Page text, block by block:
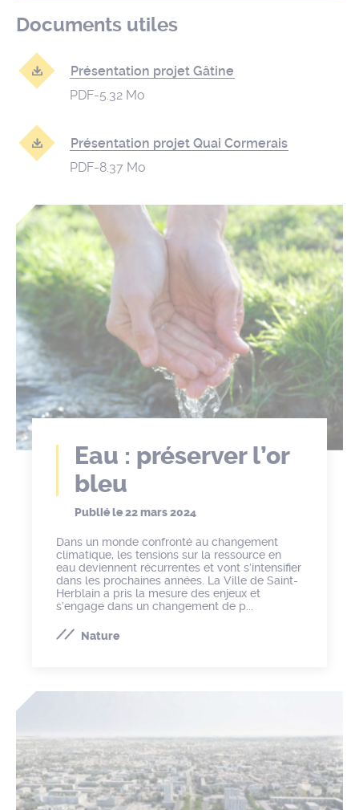
Documents utiles
Présentation projet Gâtine
PDF-5.32 Mo
Présentation projet Quai Cormerais
PDF-8.37 Mo
Eau : préserver l’or
bleu
Publié le22 mars 2024
Dans un monde confronté au changement
climatique, les tensions sur la ressource en
eau deviennent récurrentes et vont s’intensifier
dans les prochaines années. La Ville de Saint-
Herblain a pris la mesure des enjeux et
s’engage dans un changement de p...
Nature